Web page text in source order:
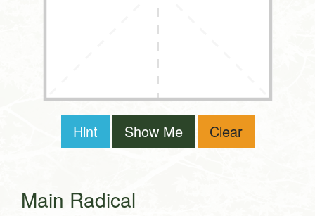
Hint Show Me Clear
Main Radical